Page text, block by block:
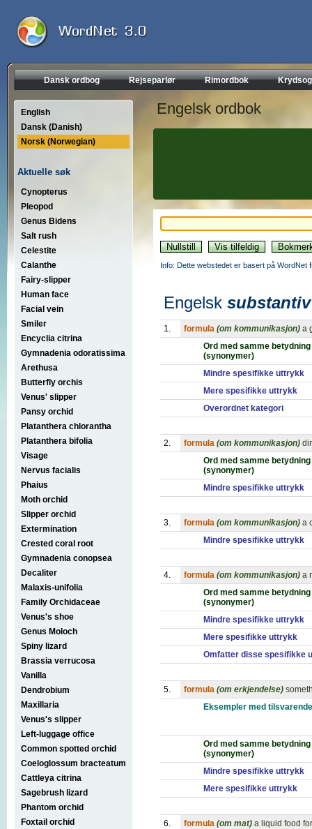
Dansk ordbog Rejseparlør Rimordbok
English
Dansk (Danish)
Norsk (Norwegian)
Aktuelle søk
Cynopterus
Pleopod
Genus Bidens
Salt rush
Celestite
Calanthe
Fairy-slipper
Human face
Facial vein
Smiler
Encyclia citrina
Gymnadenia odoratissima
Arethusa
Butterfly orchis
Venus' slipper
Pansy orchid
Platanthera chlorantha
Platanthera bifolia
Visage
Nervus facialis
Phaius
Moth orchid
Slipper orchid
Extermination
Crested coral root
Gymnadenia conopsea
Decaliter
Malaxis-unifolia
Family Orchidaceae
Venus's shoe
Genus Moloch
Spiny lizard
Brassia verrucosa
Vanilla
Dendrobium
Maxillaria
Venus's slipper
Left-luggage office
Common spotted orchid
Coeloglossum bracteatum
Cattleya citrina
Sagebrush lizard
Phantom orchid
Foxtail orchid
Engelsk ordbok
Info: Dette webstedet er basert på WordNet
Engelsk substantiv
1. formula (om kommunikasjon) a
Ord med samme betydning
(synonymer)
Mindre spesifikke uttrykk
Mere spesifikke uttrykk
Overordnet kategori
2. formula (om kommunikasjon)
Ord med samme betydning
(synonymer)
Mindre spesifikke uttrykk
3. formula (om kommunikasjon) a
Mindre spesifikke uttrykk
4. formula (om kommunikasjon) a
Ord med samme betydning
(synonymer)
Mindre spesifikke uttrykk
Mere spesifikke uttrykk
Omfatter disse spesifikke
5. formula (om erkjendelse)
Eksempler med
Ord med samme betydning
(synonymer)
Mindre spesifikke uttrykk
Mere spesifikke uttrykk
6. formula (om mat) a liquid food